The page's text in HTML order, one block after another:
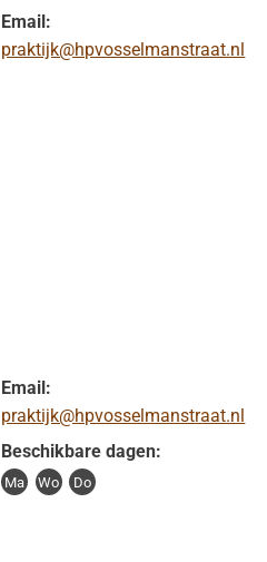
Email:
praktijk@hpvosselmanstraat.nl
Email:
praktijk@hpvosselmanstraat.nl
Beschikbare dagen:
Ma Wo Do